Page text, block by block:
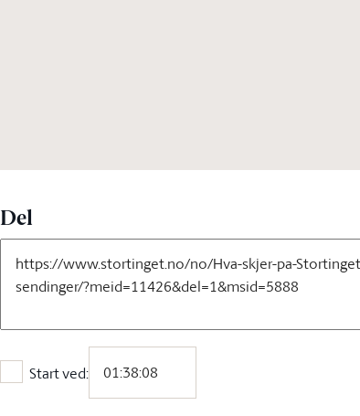
Del
Start ved:
Start ved: